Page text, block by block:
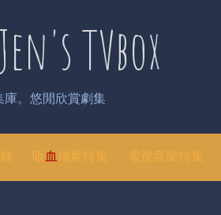
TVbox
庫。悠閒欣賞劇集
吸 血 殭屍特集 電視音樂特集